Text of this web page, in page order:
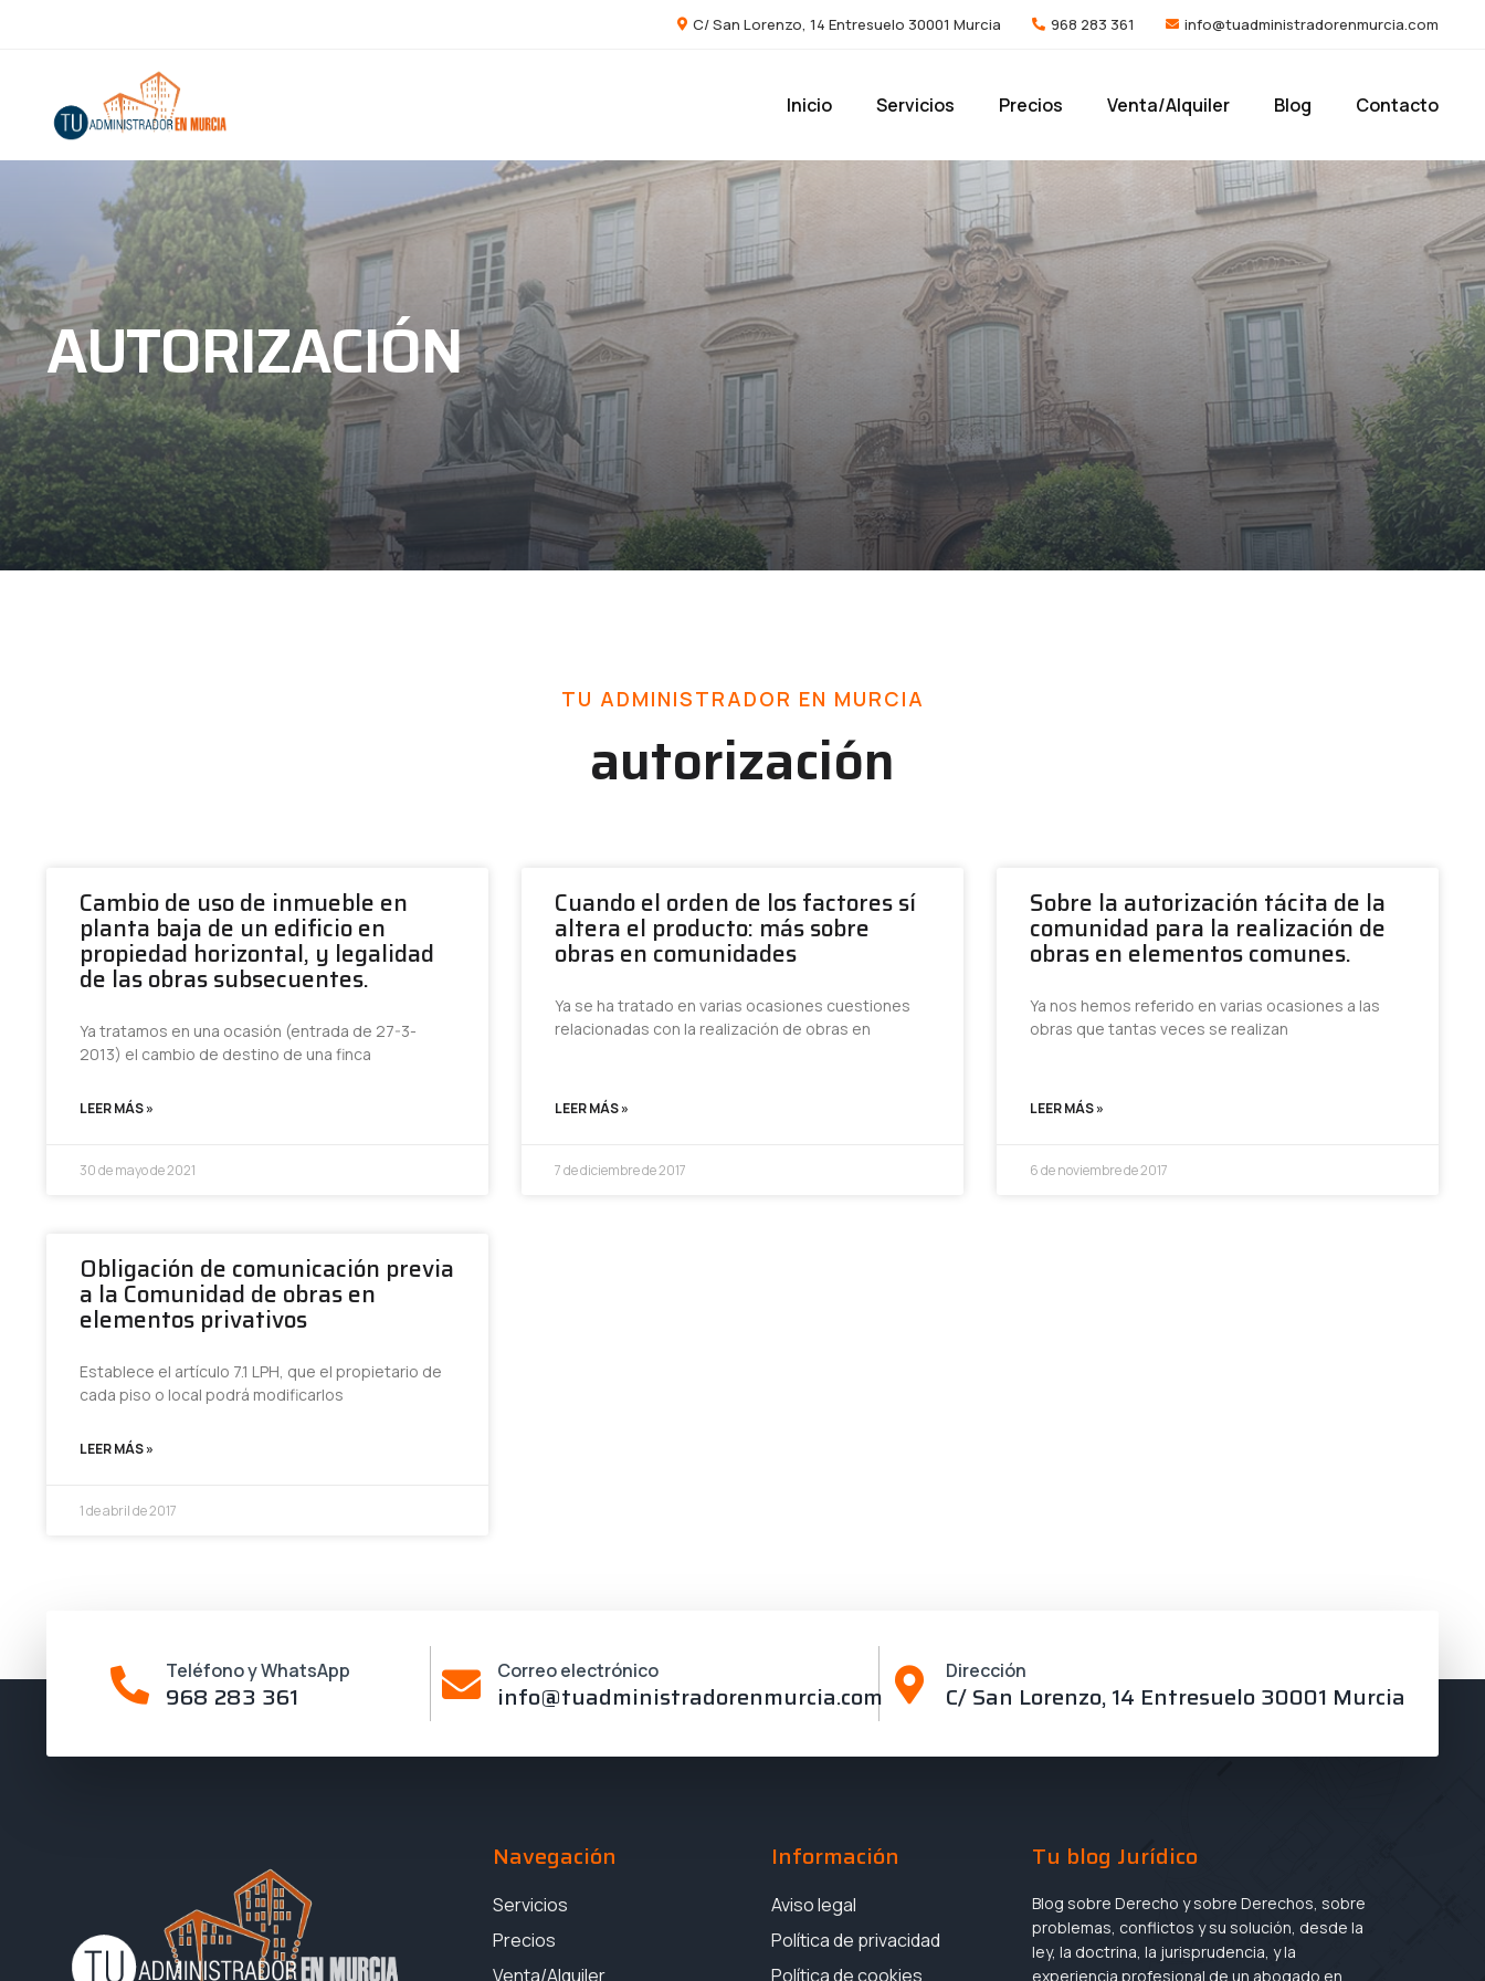
C/ San Lorenzo, 14 Entresuelo 30001 Murcia 968 283 361 info@tuadministradorenmurcia.com
Inicio Servicios Precios Venta/Alquiler Blog Contacto
AUTORIZACIÓN
TU ADMINISTRADOR EN MURCIA
autorización
Cambio de uso de inmueble en
planta baja de un edificio en
propiedad horizontal, y legalidad
de las obras subsecuentes.
Ya tratamos en una ocasión (entrada de 27-3-
2013) el cambio de destino de una finca
LEER MÁS »
30 de mayo de 2021
Cuando el orden de los factores sí
altera el producto: más sobre
obras en comunidades
Ya se ha tratado en varias ocasiones cuestiones
relacionadas con la realización de obras en
LEER MÁS »
7 de diciembre de 2017
Sobre la autorización tácita de la
comunidad para la realización de
obras en elementos comunes.
Ya nos hemos referido en varias ocasiones a las
obras que tantas veces se realizan
LEER MÁS »
6 de noviembre de 2017
Obligación de comunicación previa
a la Comunidad de obras en
elementos privativos
Establece el artículo 7.1 LPH, que el propietario de
cada piso o local podrá modificarlos
LEER MÁS »
1 de abril de 2017
Teléfono y WhatsApp
968 283 361
Correo electrónico
info@tuadministradorenmurcia.com
Dirección
C/ San Lorenzo, 14 Entresuelo 30001 Murcia
Navegación
Servicios
Precios
Venta/Alquiler
Información
Aviso legal
Política de privacidad
Política de cookies
Tu blog Jurídico
Blog sobre Derecho y sobre Derechos, sobre
problemas, conflictos y su solución, desde la
ley, la doctrina, la jurisprudencia, y la
experiencia profesional de un abogado en